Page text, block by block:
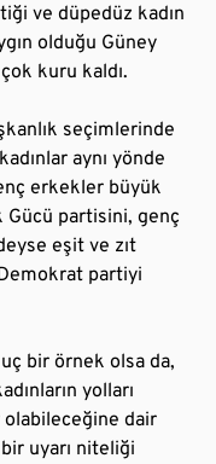
ve düpedüz kadın
olduğu Güney
kuru kaldı.
seçimlerinde
aynı yönde
erkekler büyük
Gücü partisini, genç
eşit ve zıt
partiyi
bir örnek olsa da,
yolları
olabileceğine dair
uyarı niteliği